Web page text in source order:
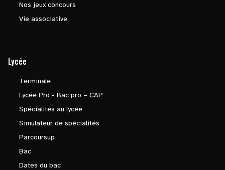
Nos jeux concours
Vie associative
Lycée
Terminale
Lycée Pro - Bac pro – CAP
Spécialités au lycée
Simulateur de spécialités
Parcoursup
Bac
Dates du bac